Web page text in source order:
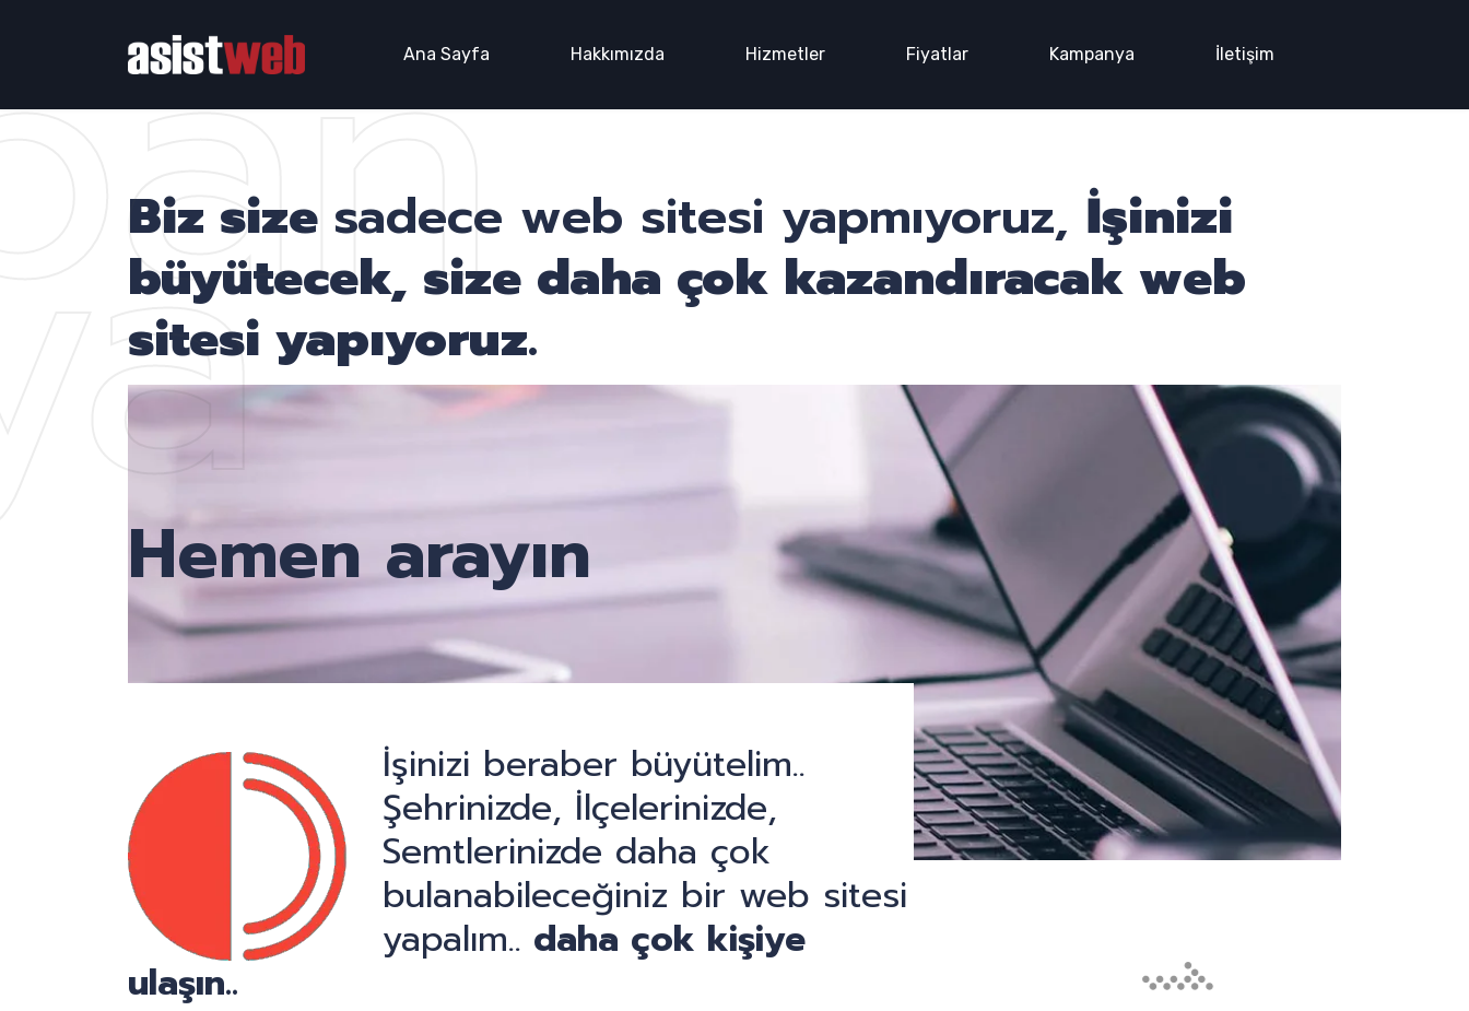
Ana Sayfa Hakkımızda Hizmetler Fiyatlar Kampanya İletişim
Biz size sadece web sitesi yapmıyoruz, İşinizi
büyütecek, size daha çok kazandıracak web
sitesi yapıyoruz.
Hemen arayın
İşinizi beraber büyütelim..
Şehrinizde, İlçelerinizde,
Semtlerinizde daha çok
bulanabileceğiniz bir web sitesi
yapalım.. daha çok kişiye
ulaşın..